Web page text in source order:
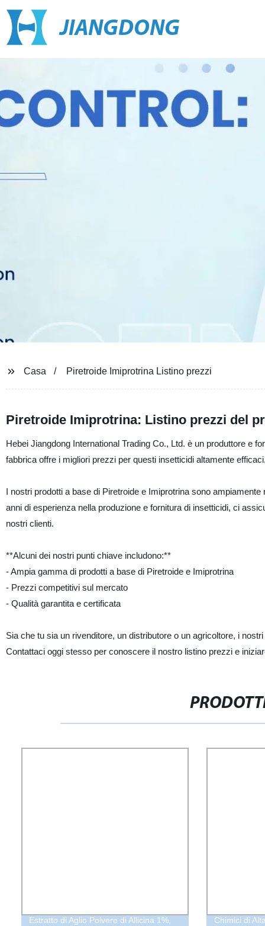
JIANGDONG
Casa Piretroide Imiprotrina Listino prezzi
Piretroide Imiprotrina: Listino prezzi del
Hebei Jiangdong International Trading Co., Ltd. è un produttore e
fabbrica offre i migliori prezzi per questi insetticidi altamente
I nostri prodotti a base di Piretroide e Imiprotrina sono
anni di esperienza nella produzione e fornitura di insetticidi, ci
nostri clienti.
**Alcuni dei nostri punti chiave includono:**
- Ampia gamma di prodotti a base di Piretroide e Imiprotrina
- Prezzi competitivi sul mercato
- Qualità garantita e certificata
Sia che tu sia un rivenditore, un distributore o un agricoltore, i
Contattaci oggi stesso per conoscere il nostro listino prezzi e
Estratto di Aglio Polvere di Allicina 1%,
Chimici di